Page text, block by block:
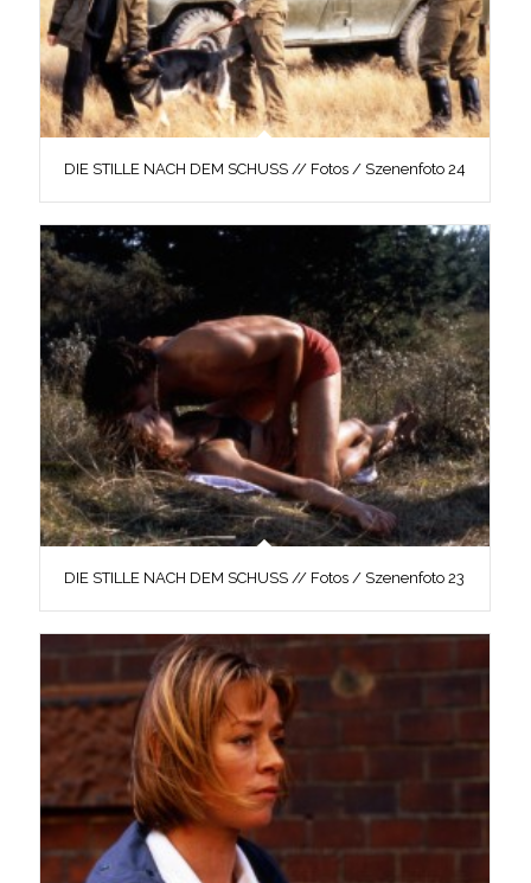
DIE STILLE NACH DEM SCHUSS // Fotos / Szenenfoto 24
DIE STILLE NACH DEM SCHUSS // Fotos / Szenenfoto 23